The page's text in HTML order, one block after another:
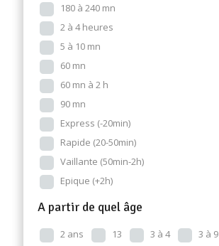
180 à 240 mn
2 à 4 heures
5 à 10 mn
60 mn
60 mn à 2 h
90 mn
Express (-20min)
Rapide (20-50min)
Vaillante (50min-2h)
Epique (+2h)
A partir de quel âge
2 ans 13 3 à 4
3 à 9